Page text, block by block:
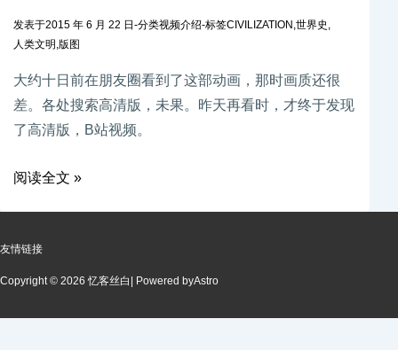
发表于2015 年 6 月 22 日 -分类视频介绍-标签CIVILIZATION ,世界史 ,
人类文明 ,版图
大约十日前在朋友圈看到了这部动画，那时画质还很
差。各处搜索高清版，未果。昨天再看时，才终于发现
了高清版，B站视频。
阅读全文 »
友情链接
Copyright © 2026 忆客丝白 | Powered byAstro